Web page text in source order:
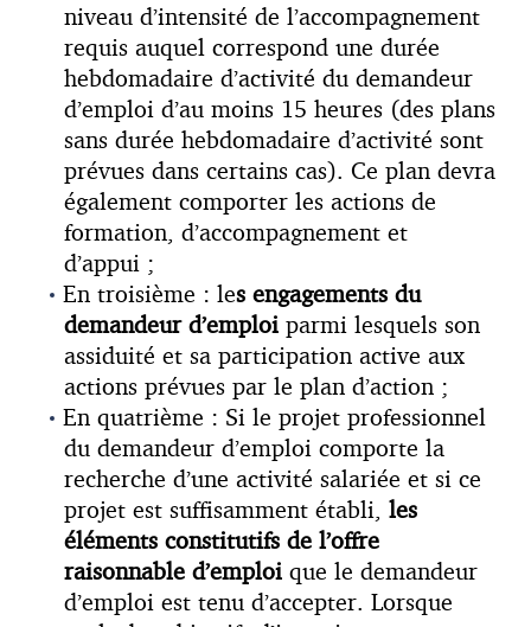
niveau d’intensité de l’accompagnement
requis auquel correspond une durée
hebdomadaire d’activité du demandeur
d’emploi d’au moins 15 heures (des plans
sans durée hebdomadaire d’activité sont
prévues dans certains cas). Ce plan devra
également comporter les actions de
formation, d’accompagnement et
d’appui ;
En troisième : les engagements du
demandeur d’emploi parmi lesquels son
assiduité et sa participation active aux
actions prévues par le plan d’action ;
En quatrième : Si le projet professionnel
du demandeur d’emploi comporte la
recherche d’une activité salariée et si ce
projet est suffisamment établi, les
éléments constitutifs de l’offre
raisonnable d’emploi que le demandeur
d’emploi est tenu d’accepter. Lorsque